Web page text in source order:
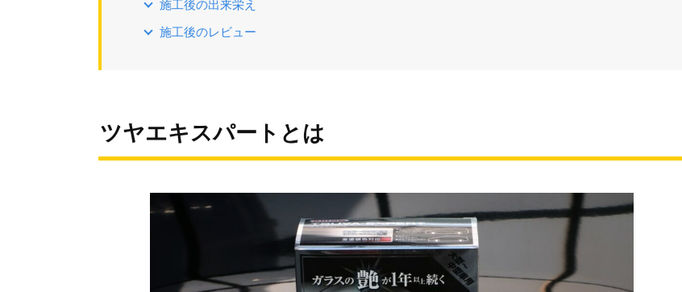
施工後の出来栄え
施工後のレビュー
ツヤエキスパートとは